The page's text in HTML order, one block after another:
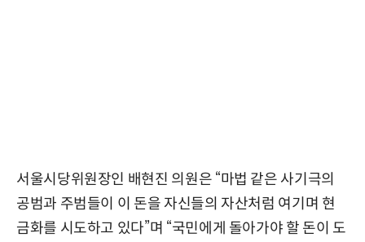
서울시당위원장인 배현진 의원은 “마법 같은 사기극의
공범과 주범들이 이 돈을 자신들의 자산처럼 여기며 현
금화를 시도하고 있다”며 “국민에게 돌아가야 할 돈이 도